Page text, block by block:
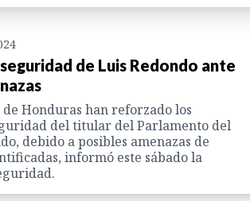
de Luis Redondo ante
Honduras han reforzado los
del titular del Parlamento del
debido a posibles amenazas de
informó este sábado la